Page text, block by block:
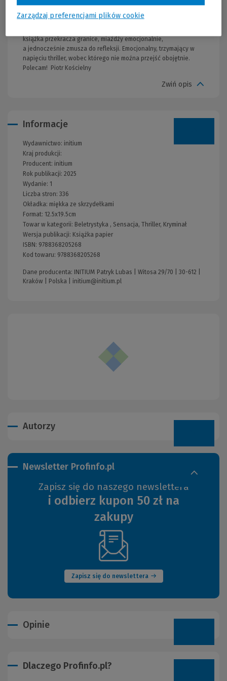
powraca z mocnym thrillerem i zabiera czytelnika do
bezwzględnego świata, zdominowanego przez skrajną
książka przekracza granice, miażdży emocjonalnie,
a jednocześnie zmusza do refleksji. Emocjonalny, trzymający w
napięciu thriller, wobec którego nie można przejść obojętnie.
Polecam! Piotr Kościelny
Zwiń opis
Informacje
Wydawnictwo: initium
Kraj produkcji:
Producent: initium
Rok publikacji: 2025
Wydanie: 1
Liczba stron: 336
Okładka: miękka ze skrzydełkami
Format: 12.5x19.5cm
Towar w kategorii: Beletrystyka , Sensacja, Thriller, Kryminał
Wersja publikacji: Książka papier
ISBN: 9788368205268
Kod towaru: 9788368205268
Dane producenta: INITIUM Patryk Lubas | Witosa 29/70 | 30-612 |
Kraków | Polska | initium@initium.pl
Autorzy
Newsletter Profinfo.pl
Zapisz się do naszego newslettera
i odbierz kupon 50 zł na
zakupy
Zapisz się do newslettera
(Nowe
okno)
Opinie
Dlaczego Profinfo.pl?
Zarządzaj preferencjami plików cookie